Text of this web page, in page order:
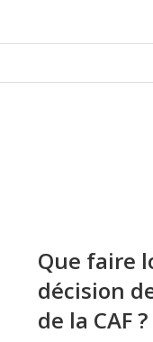
Que faire
décision
de la CAF ?